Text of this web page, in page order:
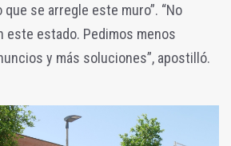
se arregle este muro”. “No
este estado. Pedimos menos
y más soluciones”, apostilló.